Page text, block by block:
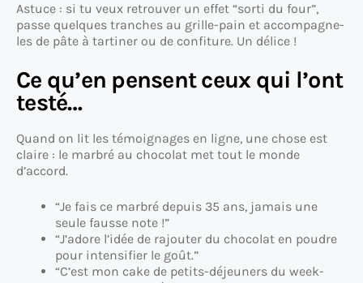
Astuce : si tu veux retrouver un effet “sorti du four”,
passe quelques tranches au grille-pain et accompagne-
les de pâte à tartiner ou de confiture. Un délice !
Ce qu’en pensent ceux qui l’ont
testé…
Quand on lit les témoignages en ligne, une chose est
claire : le marbré au chocolat met tout le monde
d’accord.
“Je fais ce marbré depuis 35 ans, jamais une
seule fausse note !”
“J’adore l’idée de rajouter du chocolat en poudre
pour intensifier le goût.”
“C’est mon cake de petits-déjeuners du week-